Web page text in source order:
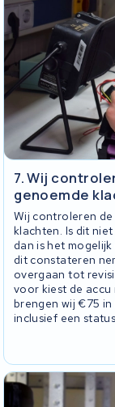
7. Wij
genoemde
Wij controleren
klachten. Is dit
dan is het
dit constateren
overgaan tot
voor kiest de
brengen wij €75
inclusief een